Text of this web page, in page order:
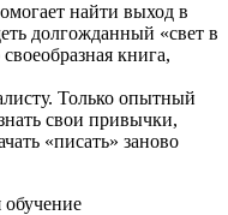
найти выход в
долгожданный «свет в
книга,
Только опытный
свои привычки,
«писать» заново